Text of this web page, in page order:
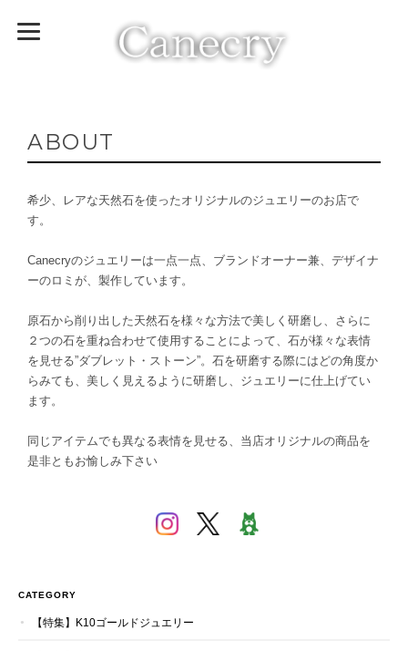
ABOUT
希少、レアな天然石を使ったオリジナルのジュエリーのお店で
す。
Canecryのジュエリーは一点一点、ブランドオーナー兼、デザイナ
ーのロミが、製作しています。
原石から削り出した天然石を様々な方法で美しく研磨し、さらに
２つの石を重ね合わせて使用することによって、石が様々な表情
を見せる”ダブレット・ストーン”。石を研磨する際にはどの角度か
らみても、美しく見えるように研磨し、ジュエリーに仕上げてい
ます。
同じアイテムでも異なる表情を見せる、当店オリジナルの商品を
是非ともお愉しみ下さい
CATEGORY
【特集】K10ゴールドジュエリー